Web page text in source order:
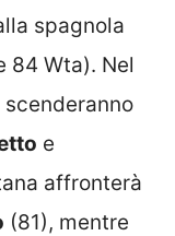
spagnola
84 Wta). Nel
e
affronterà
(81), mentre